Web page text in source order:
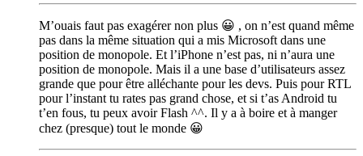
M’ouais faut pas exagérer non plus 😀 , on n’est quand même
pas dans la même situation qui a mis Microsoft dans une
position de monopole. Et l’iPhone n’est pas, ni n’aura une
position de monopole. Mais il a une base d’utilisateurs assez
grande que pour être alléchante pour les devs. Puis pour RTL
pour l’instant tu rates pas grand chose, et si t’as Android tu
t’en fous, tu peux avoir Flash ^^. Il y a à boire et à manger
chez (presque) tout le monde 😀